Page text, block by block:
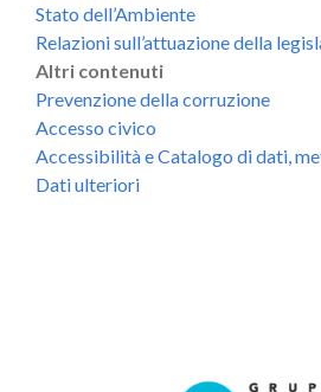
Stato dell’Ambiente
Relazioni sull’attuazione della
Altri contenuti
Prevenzione della corruzione
Accesso civico
Accessibilità e Catalogo di dati,
Dati ulteriori